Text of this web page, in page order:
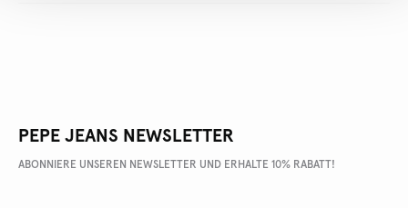
PEPE JEANS NEWSLETTER
ABONNIERE UNSEREN NEWSLETTER UND ERHALTE 10% RABATT!